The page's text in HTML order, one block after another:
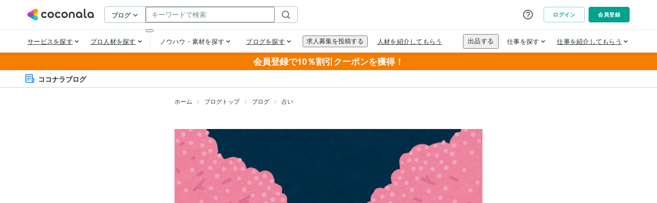
会員登録で10％割引クーポンを獲得！
ココナラブログ
ホーム ブログトップ ブログ 占い